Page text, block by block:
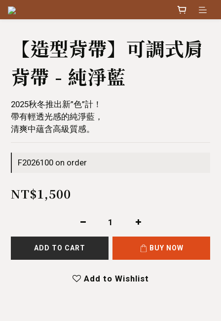
【造型背帶】可調式肩
背帶 - 純淨藍
2025秋冬推出新”色”計！
帶有輕透光感的純淨藍，
清爽中蘊含高級質感。
F2026100 on order
NT$1,500
ADD TO CART BUY NOW
Add to Wishlist